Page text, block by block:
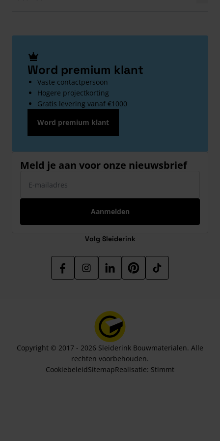
Word premium klant
Vaste contactpersoon
Hogere projectkorting
Gratis levering vanaf €1000
Word premium klant
Meld je aan voor onze nieuwsbrief
Aanmelden
Volg Sleiderink
Copyright © 2017 - 2026 Sleiderink Bouwmaterialen. Alle
rechten voorbehouden.
CookiebeleidSitemapRealisatie: Stimmt